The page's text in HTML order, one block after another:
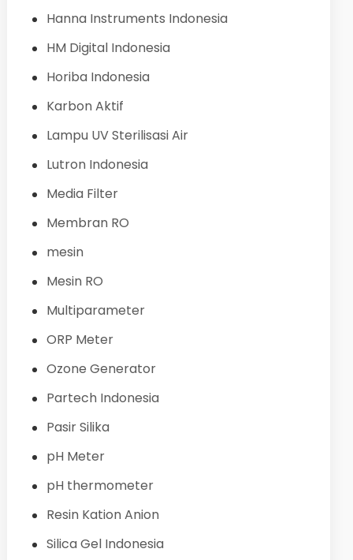
Hanna Instruments Indonesia
HM Digital Indonesia
Horiba Indonesia
Karbon Aktif
Lampu UV Sterilisasi Air
Lutron Indonesia
Media Filter
Membran RO
mesin
Mesin RO
Multiparameter
ORP Meter
Ozone Generator
Partech Indonesia
Pasir Silika
pH Meter
pH thermometer
Resin Kation Anion
Silica Gel Indonesia